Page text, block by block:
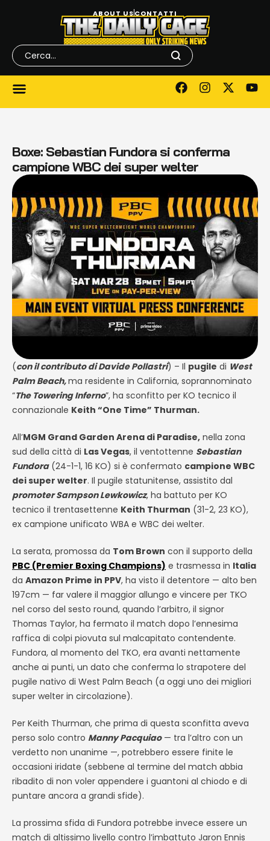
ABOUT USCONTATTI
Boxe: Sebastian Fundora si conferma
campione WBC dei super welter
(con il contributo di Davide Pollastri) – Il pugile di West
Palm Beach,ma residente in California, soprannominato
“The Towering Inferno”, ha sconfitto per KO tecnico il
connazionale Keith “One Time” Thurman.
All’MGM Grand Garden Arena di Paradise, nella zona
sud della città di Las Vegas, il ventottenne Sebastian
Fundora(24-1-1, 16 KO) si è confermato campione WBC
dei super welter. Il pugile statunitense, assistito dal
promoter Sampson Lewkowicz, ha battuto per KO
tecnico il trentasettenne Keith Thurman (31-2, 23 KO),
ex campione unificato WBA e WBC dei welter.
La serata, promossa da Tom Brown con il supporto della
PBC (Premier Boxing Champions) e trasmessa in Italia
da Amazon Prime in PPV, ha visto il detentore — alto ben
197cm — far valere il maggior allungo e vincere per TKO
nel corso del sesto round, quando l’arbitro, il signor
Thomas Taylor, ha fermato il match dopo l’ennesima
raffica di colpi piovuta sul malcapitato contendente.
Fundora, al momento del TKO, era avanti nettamente
anche ai punti, un dato che conferma lo strapotere del
pugile nativo di West Palm Beach (a oggi uno dei migliori
super welter in circolazione).
Per Keith Thurman, che prima di questa sconfitta aveva
perso solo contro Manny Pacquiao— tra l’altro con un
verdetto non unanime —, potrebbero essere finite le
occasioni iridate (sebbene al termine del match abbia
ribadito di non voler appendere i guantoni al chiodo e di
puntare ancora a grandi sfide).
La prossima sfida di Fundora potrebbe invece essere un
match di altissimo livello contro l’imbattuto Jaron Ennis